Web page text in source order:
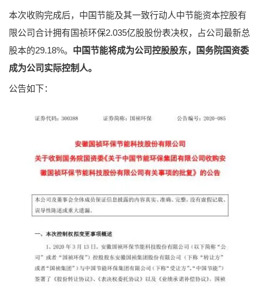
本次收购完成后，中国节能及其一致行动人中节能资本控股有
限公司合计拥有国祯环保2.035亿股股份表决权，占公司最新总
股本的29.18%。 中国节能将成为公司控股股东，国务院国资委
成为公司实际控制人。
公告如下：